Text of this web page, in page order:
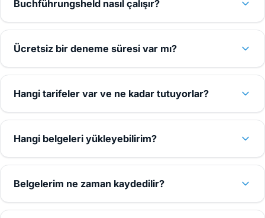
Buchführungsheld nasıl çalışır?
Ücretsiz bir deneme süresi var mı?
Hangi tarifeler var ve ne kadar tutuyorlar?
Hangi belgeleri yükleyebilirim?
Belgelerim ne zaman kaydedilir?